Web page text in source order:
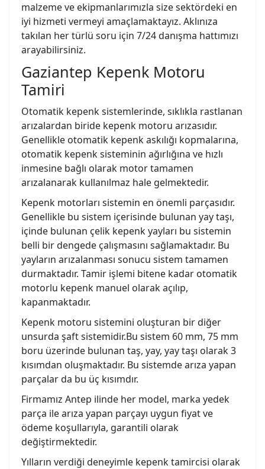
malzeme ve ekipmanlarımızla size sektördeki en
iyi hizmeti vermeyi amaçlamaktayız. Aklınıza
takılan her türlü soru için 7/24 danışma hattımızı
arayabilirsiniz.
Gaziantep Kepenk Motoru
Tamiri
Otomatik kepenk sistemlerinde, sıklıkla rastlanan
arızalardan biride kepenk motoru arızasıdır.
Genellikle otomatik kepenk askılığı kopmalarına,
otomatik kepenk sisteminin ağırlığına ve hızlı
inmesine bağlı olarak motor tamamen
arızalanarak kullanılmaz hale gelmektedir.
Kepenk motorları sistemin en önemli parçasıdır.
Genellikle bu sistem içerisinde bulunan yay taşı,
içinde bulunan çelik kepenk yayları bu sistemin
belli bir dengede çalışmasını sağlamaktadır. Bu
yayların arızalanması sonucu sistem tamamen
durmaktadır. Tamir işlemi bitene kadar otomatik
motorlu kepenk manuel olarak açılıp,
kapanmaktadır.
Kepenk motoru sistemini oluşturan bir diğer
unsurda şaft sistemidir.Bu sistem 60 mm, 75 mm
boru üzerinde bulunan taş, yay, yay taşı olarak 3
kısımdan oluşmaktadır. Bu sistemde arıza yapan
parçalar da bu üç kısımdır.
Firmamız Antep ilinde her model, marka yedek
parça ile arıza yapan parçayı uygun fiyat ve
ödeme koşullarıyla, garantili olarak
değiştirmektedir.
Yılların verdiği deneyimle kepenk tamircisi olarak